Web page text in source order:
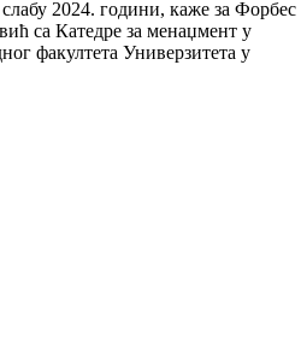
2024. години, каже за Форбес
са Катедре за менаџмент у
факултета Универзитета у